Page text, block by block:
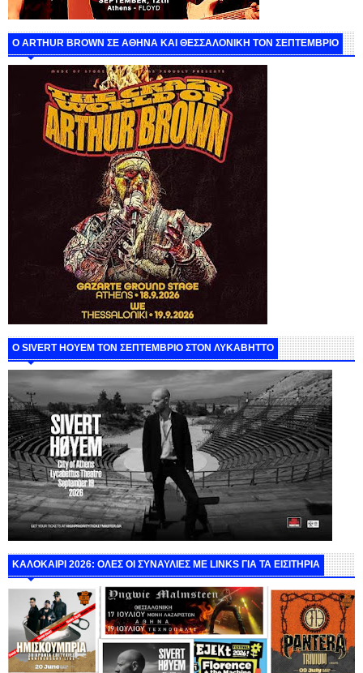
O ARTHUR BROWN ΣΕ ΑΘΗΝΑ ΚΑΙ ΘΕΣΣΑΛΟΝΙΚΗ ΤΟΝ ΣΕΠΤΕΜΒΡΙΟ
Ο SIVERT HOYEM ΤΟΝ ΣΕΠΤΕΜΒΡΙΟ ΣΤΟΝ ΛΥΚΑΒΗΤΤΟ
ΚΑΛΟΚΑΙΡΙ 2026: ΟΛΕΣ ΟΙ ΣΥΝΑΥΛΙΕΣ ΜΕ LINKS ΓΙΑ ΤΑ ΕΙΣΙΤΗΡΙΑ